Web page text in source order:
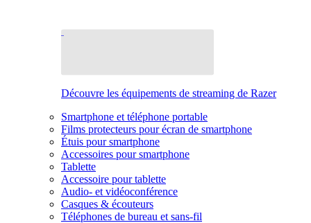
Découvre les équipements de streaming de Razer
Smartphone et téléphone portable
Films protecteurs pour écran de smartphone
Étuis pour smartphone
Accessoires pour smartphone
Tablette
Accessoire pour tablette
Audio- et vidéoconférence
Casques & écouteurs
Téléphones de bureau et sans-fil